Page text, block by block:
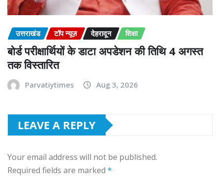
उत्तराखंड टॉप न्यूज़ देहरादून शिक्षा
बोर्ड परीक्षार्थियों के डाटा अपडेशन की तिथि 4 अगस्त
तक विस्तारित
Parvatiytimes Aug 3, 2026
LEAVE A REPLY
Your email address will not be published.
Required fields are marked *